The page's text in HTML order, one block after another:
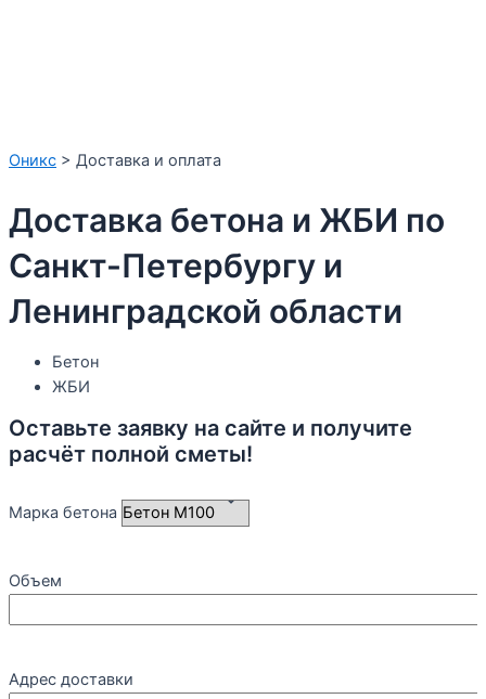
Оникс > Доставка и оплата
Доставка бетона и ЖБИ по
Санкт-Петербургу и
Ленинградской области
Бетон
ЖБИ
Оставьте заявку на сайте и получите
расчёт полной сметы!
Марка бетона
Объем
Адрес доставки